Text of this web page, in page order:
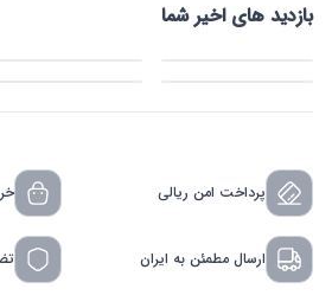
بازدید های اخیر شما
پرداخت امن ریالی
ارسال مطمئن به ایران